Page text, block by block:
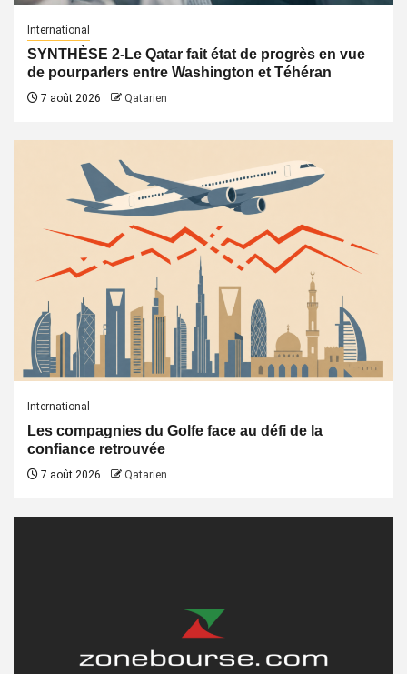
International
SYNTHÈSE 2-Le Qatar fait état de progrès en vue
de pourparlers entre Washington et Téhéran
7 août 2026 Qatarien
International
Les compagnies du Golfe face au défi de la
confiance retrouvée
7 août 2026 Qatarien